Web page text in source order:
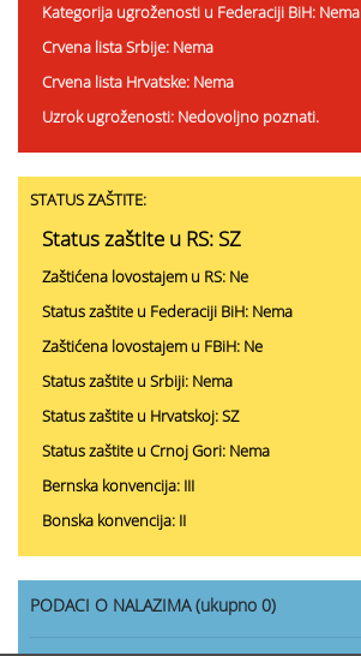
Kategorija ugroženosti u Federaciji BiH: Nema
Crvena lista Srbije: Nema
Crvena lista Hrvatske: Nema
Uzrok ugroženosti: Nedovoljno poznati.
STATUS ZAŠTITE:
Status zaštite u RS: SZ
Zaštićena lovostajem u RS: Ne
Status zaštite u Federaciji BiH: Nema
Zaštićena lovostajem u FBiH: Ne
Status zaštite u Srbiji: Nema
Status zaštite u Hrvatskoj: SZ
Status zaštite u Crnoj Gori: Nema
Bernska konvencija: III
Bonska konvencija: II
PODACI O NALAZIMA (ukupno 0)